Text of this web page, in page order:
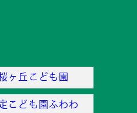
ヶ丘こども園
こども園ふわわ